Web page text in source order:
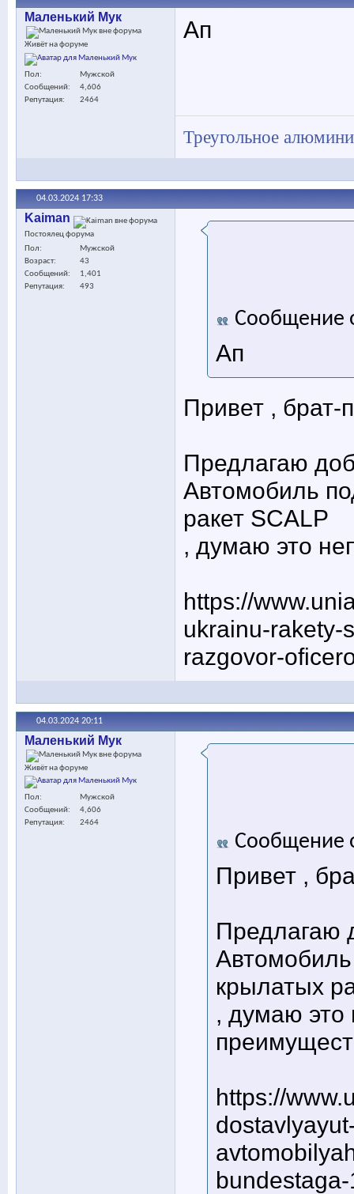
Маленький Мук
Живёт на форуме
Пол
Мужской
Сообщений
4,606
Репутация
2464
Ап
Треугольное
04.03.2024 17:33
Kaiman
Постоялец форума
Пол
Мужской
Возраст
43
Сообщений
1,401
Репутация
493
Сообщение
Ап
Привет , брат-
Предлагаю
Автомобиль
ракет SCALP
, думаю это
https://
ukrainu-rakety-
razgovor-
04.03.2024 20:11
Маленький Мук
Живёт на форуме
Пол
Мужской
Сообщений
4,606
Репутация
2464
Сообщение
Привет ,
Предлагаю
крылатых
, думаю это
https://